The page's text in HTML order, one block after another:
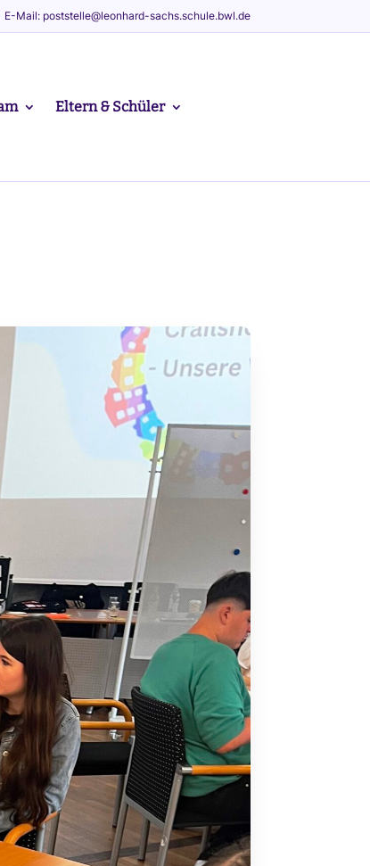
E-Mail: poststelle@leonhard-sachs.schule.bwl.de
Eltern & Schüler